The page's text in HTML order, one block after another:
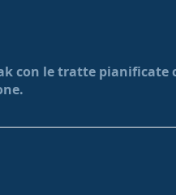
con le tratte pianificate